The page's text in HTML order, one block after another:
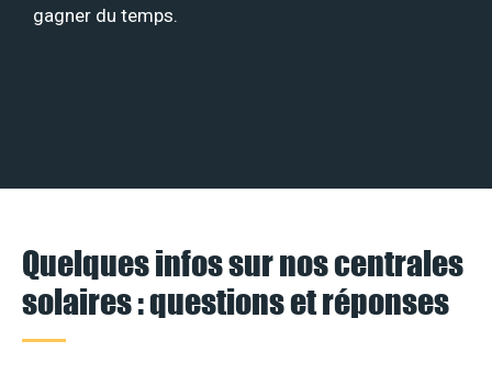
gagner du temps.
Quelques infos sur nos centrales
solaires : questions et réponses